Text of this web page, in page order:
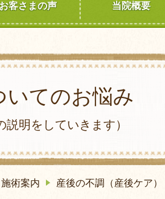
お客さまの声 当院概要
いてのお悩み
明をしていきます）
施術案内 産後の不調（産後ケア）